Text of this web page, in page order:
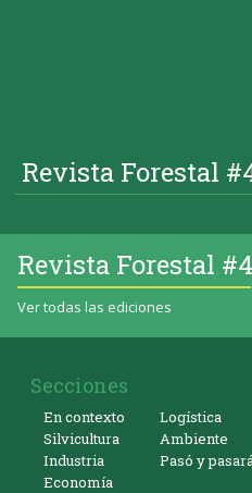
Revista Forestal
Revista Forestal
Ver todas las ediciones
Secciones
En contexto
Silvicultura
Industria
Economía
Logística
Ambiente
Pasó y